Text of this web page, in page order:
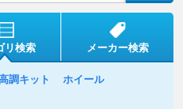
リ検索 メーカー検索
調キット
ホイール